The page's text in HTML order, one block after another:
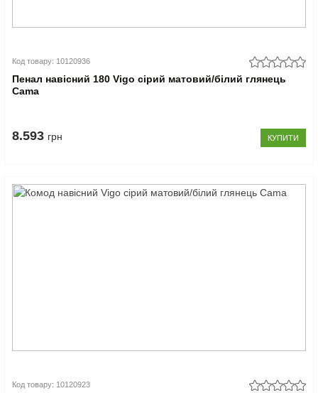
Код товару: 10120936
Пенал навісний 180 Vigo сірий матовий/білий глянець
Cama
8.593 грн КУПИТИ
Код товару: 10120923